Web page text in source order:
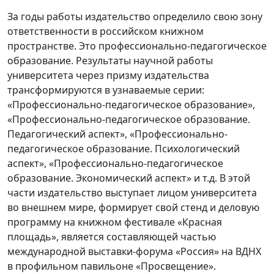
За годы работы издательство определило свою зону
ответственности в российском книжном
пространстве. Это профессионально-педагогическое
образование. Результаты научной работы
университета через призму издательства
трансформируются в узнаваемые серии:
«Профессионально-педагогическое образование»,
«Профессионально-педагогическое образование.
Педагогический аспект», «Профессионально-
педагогическое образование. Психологический
аспект», «Профессионально-педагогическое
образование. Экономический аспект» и т.д. В этой
части издательство выступает лицом университета
во внешнем мире, формирует свой стенд и деловую
программу на книжном фестивале «Красная
площадь», является составляющей частью
международной выставки-форума «Россия» на ВДНХ
в профильном павильоне «Просвещение».